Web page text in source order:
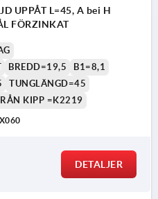
UPPÅT L=45, A bei H
FÖRZINKAT
BREDD=19,5
B1=8,1
TUNGLÄNGD=45
KIPP =K2219
DETALJER